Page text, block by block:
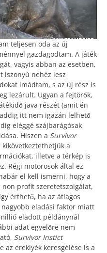
teljesen oda az új
gazdagodtam. A játék
vagyis abban az esetben,
iszonyú nehéz lesz
imádtam, s az új rész is
lezárult. Ugyan a fejtörők,
java részét (amit én
itt nem igazán lelhető
eléggé szájbarágósak
Hiszen a Survivor
a
illetve a térkép is
Régi motorosok által ez
el kell ismerni, hogy a
profit szeretetszolgálat,
érthető, ha az átlagos
eladási faktor miatt
eladott példánynál
adat egyelőre nem
Survivor Instict
az ereklyék keresgélése is a